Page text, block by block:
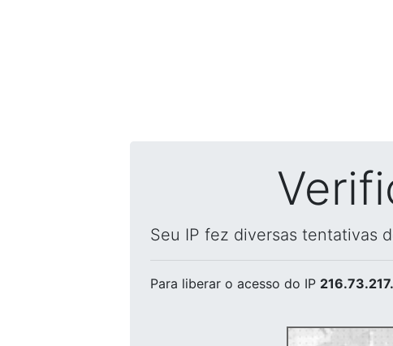
Seu IP fez diversas tentativas
Para liberar o acesso do IP